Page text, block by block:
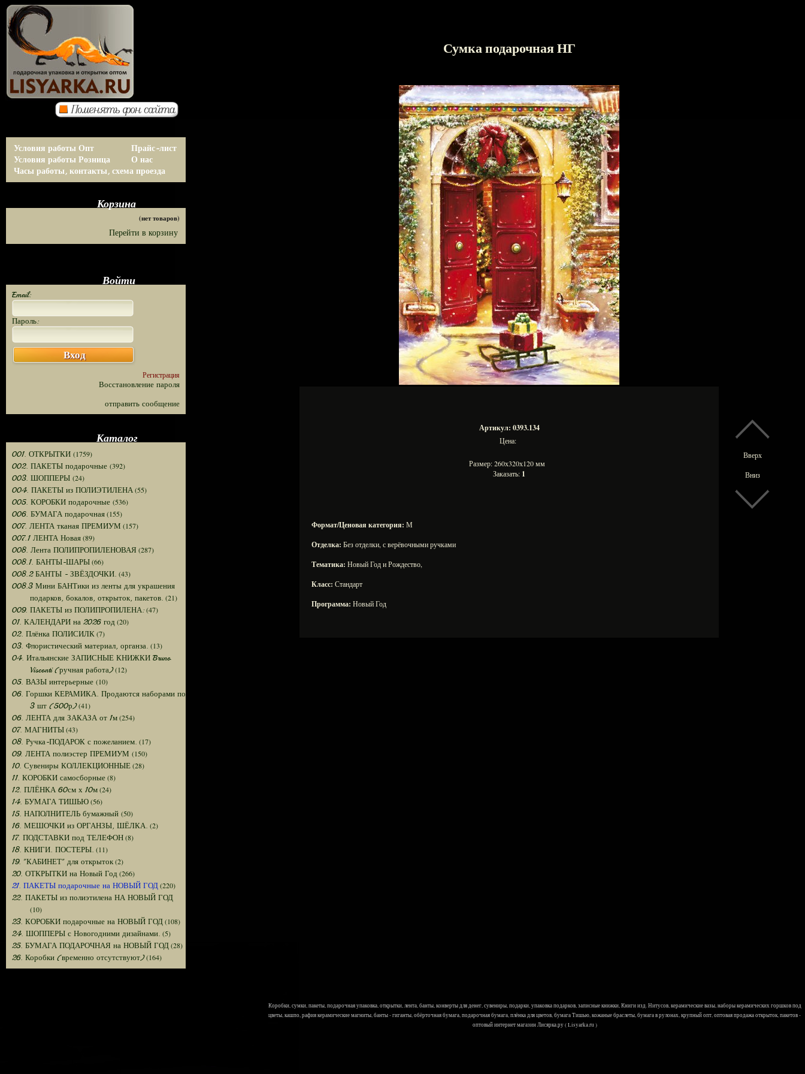
Вверх
Вниз
Условия работы Опт
Условия работы Розница
Прайс-лист
О нас
Часы работы, контакты, схема проезда
Корзина
(нет товаров)
Перейти в корзину
Войти
Email:
Пароль:
Вход
Регистрация
Восстановление пароля
отправить сообщение
Каталог
001. ОТКРЫТКИ (1759)
002. ПАКЕТЫ подарочные (392)
003. ШОППЕРЫ (24)
004. ПАКЕТЫ из ПОЛИЭТИЛЕНА(55)
005. КОРОБКИ подарочные (536)
006. БУМАГА подарочная(155)
007. ЛЕНТА тканая ПРЕМИУМ (157)
007.1 ЛЕНТА Новая(89)
008. Лента ПОЛИПРОПИЛЕНОВАЯ (287)
008.1. БАНТЫ-ШАРЫ(66)
008.2 БАНТЫ - ЗВЁЗДОЧКИ. (43)
008.3 Мини БАНТики из ленты для украшения
подарков, бокалов, открыток, пакетов. (21)
009. ПАКЕТЫ из ПОЛИПРОПИЛЕНА:(47)
01. КАЛЕНДАРИ на 2026 год (20)
02. Плёнка ПОЛИСИЛК(7)
03. Флористический материал, органза. (13)
04. Итальянские ЗАПИСНЫЕ КНИЖКИ Bruno
Visconti (ручная работа)(12)
05. ВАЗЫ интерьерные (10)
06. Горшки КЕРАМИКА. Продаются наборами по
3 шт (500р)(41)
06. ЛЕНТА для ЗАКАЗА от 1м(254)
07. МАГНИТЫ(43)
08. Ручка-ПОДАРОК с пожеланием. (17)
09. ЛЕНТА полиэстер ПРЕМИУМ (150)
10. Сувениры КОЛЛЕКЦИОННЫЕ(28)
11. КОРОБКИ самосборные(8)
12. ПЛЁНКА 60см х 10м(24)
14. БУМАГА ТИШЬЮ(56)
15. НАПОЛНИТЕЛЬ бумажный (50)
16. МЕШОЧКИ из ОРГАНЗЫ, ШЁЛКА. (2)
17. ПОДСТАВКИ под ТЕЛЕФОН(8)
18. КНИГИ. ПОСТЕРЫ. (11)
19. "КАБИНЕТ" для открыток(2)
20. ОТКРЫТКИ на Новый Год (266)
21. ПАКЕТЫ подарочные на НОВЫЙ ГОД(220)
22. ПАКЕТЫ из полиэтилена НА НОВЫЙ ГОД
(10)
23. КОРОБКИ подарочные на НОВЫЙ ГОД(108)
24. ШОППЕРЫ с Новогодними дизайнами. (5)
25. БУМАГА ПОДАРОЧНАЯ на НОВЫЙ ГОД(28)
26. Коробки (временно отсутствуют)(164)
Сумка подарочная НГ
Артикул: 0393.134
Цена:
Размер: 260х320х120 мм
Заказать: 1
Формат/Ценовая категория: М
Отделка: Без отделки, с верёвочными ручками
Тематика: Новый Год и Рождество,
Класс: Стандарт
Программа: Новый Год
Коробки, сумки, пакеты, подарочная упаковка, открытки, лента, банты, конверты для денег, сувениры, подарки, упаковка подарков, записные книжки, Книги изд. Нитусов, керамические вазы, наборы керамических горшков под
цветы, кашпо, рафия керамические магниты, банты - гиганты, обёрточная бумага, подарочная бумага, плёнка для цветов, бумага Тишью, кожаные браслеты, бумага в рулонах, крупный опт, оптовая продажа открыток, пакетов -
оптовый интернет магазин Лисярка.ру ( Lisyarka.ru )